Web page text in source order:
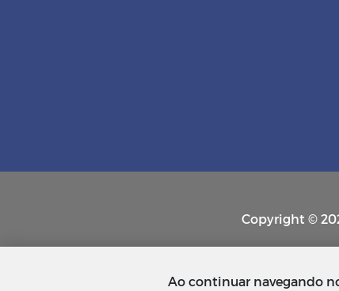
Copyright ©
Ao continuar navegando